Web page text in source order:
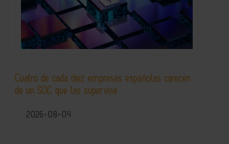
Cuatro de cada diez empresas españolas carecen
de un SOC que las supervise
2026-08-04